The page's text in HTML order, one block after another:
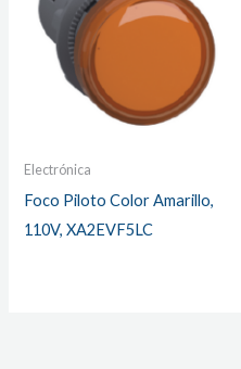
Electrónica
Foco Piloto Color Amarillo,
110V, XA2EVF5LC